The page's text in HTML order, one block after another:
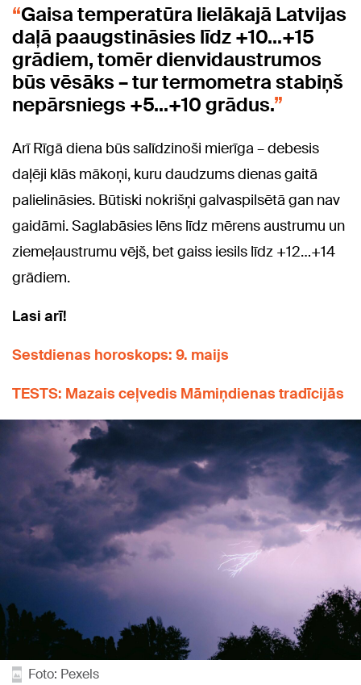
Gaisa temperatūra lielākajā Latvijas
daļā paaugstināsies līdz +10…+15
grādiem, tomēr dienvidaustrumos
būs vēsāks – tur termometra stabiņš
nepārsniegs +5…+10 grādus.
Arī Rīgā diena būs salīdzinoši mierīga – debesis
daļēji klās mākoņi, kuru daudzums dienas gaitā
palielināsies. Būtiski nokrišņi galvaspilsētā gan nav
gaidāmi. Saglabāsies lēns līdz mērens austrumu un
ziemeļaustrumu vējš, bet gaiss iesils līdz +12…+14
grādiem.
Lasi arī!
Sestdienas horoskops: 9. maijs
TESTS: Mazais ceļvedis Māmiņdienas tradīcijās
Foto: Pexels